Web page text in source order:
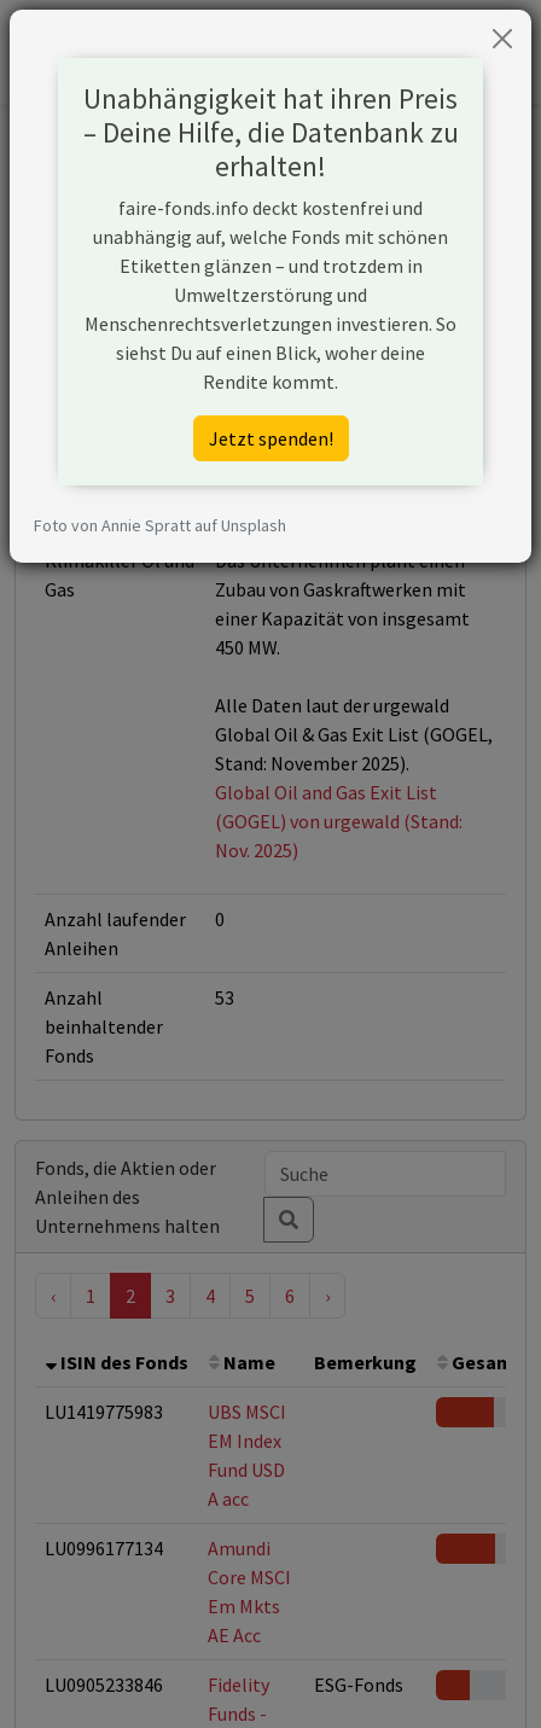
Informationen zum Unternehmen
PT Amman Mineral Internasional
Tbk
https://www.amman.co.id
Konflikte
Kurzbeschreibung
PT Amman Mineral Internasional
Tbk ist ein Unternehmen aus
Indonesien, das neue Kapazitäten
Klimakiller Öl und
Gas
Das Unternehmen plant einen
Zubau von Gaskraftwerken mit
einer Kapazität von insgesamt
450 MW.
Alle Daten laut der urgewald
Global Oil & Gas Exit List (GOGEL,
Stand: November 2025).
Global Oil and Gas Exit List
(GOGEL) von urgewald (Stand:
Nov. 2025)
Anzahl laufender
Anleihen
0
Anzahl
beinhaltender
Fonds
53
Fonds, die Aktien oder
Anleihen des
Unternehmens halten
‹ 1 2 3 4 5 6 ›
ISIN des Fonds Name Bemerkung
LU1419775983
UBS MSCI
EM Index
Fund USD
A acc
LU0996177134
Amundi
Core MSCI
Em Mkts
AE Acc
LU0905233846
Fidelity
Funds -
ESG-Fonds
Unabhängigkeit hat ihren Preis
– Deine Hilfe, die Datenbank zu
erhalten!
faire-fonds.info deckt kostenfrei und
unabhängig auf, welche Fonds mit schönen
Etiketten glänzen – und trotzdem in
Umweltzerstörung und
Menschenrechtsverletzungen investieren. So
siehst Du auf einen Blick, woher deine
Rendite kommt.
Jetzt spenden!
Foto von Annie Spratt auf Unsplash